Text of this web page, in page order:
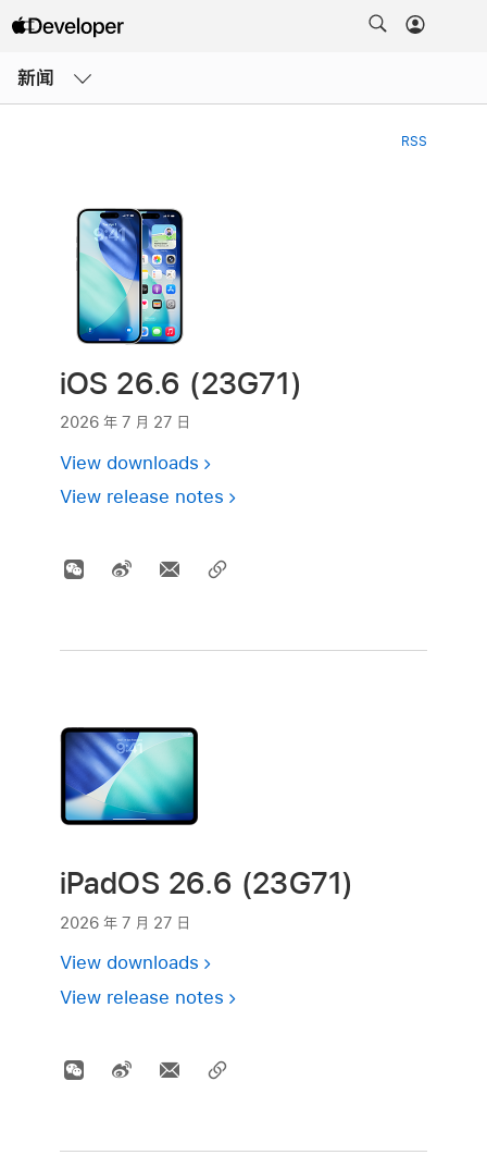
新闻
单
RSS
iOS 26.6 (23G71)
2026 年 7 月 27 日
View downloads
View release notes
iPadOS 26.6 (23G71)
2026 年 7 月 27 日
View downloads
View release notes